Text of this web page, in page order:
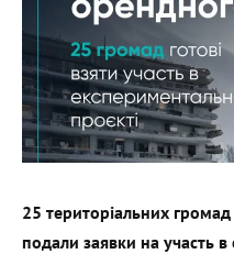
25 територіальних громад
подали заявки на участь